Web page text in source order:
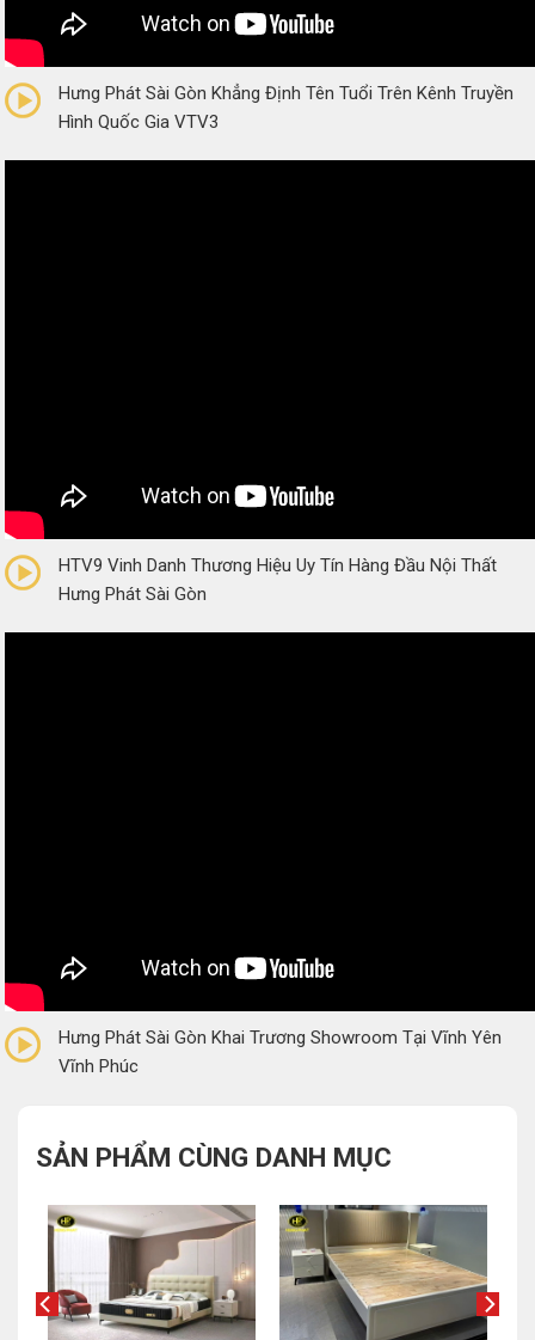
(0 Reviews)
Hưng Phát Sài Gòn Khẳng Định Tên Tuổi Trên Kênh Truyền
Hình Quốc Gia VTV3
(0 Reviews)
HTV9 Vinh Danh Thương Hiệu Uy Tín Hàng Đầu Nội Thất
Hưng Phát Sài Gòn
(0 Reviews)
Hưng Phát Sài Gòn Khai Trương Showroom Tại Vĩnh Yên
Vĩnh Phúc
SẢN PHẨM CÙNG DANH MỤC